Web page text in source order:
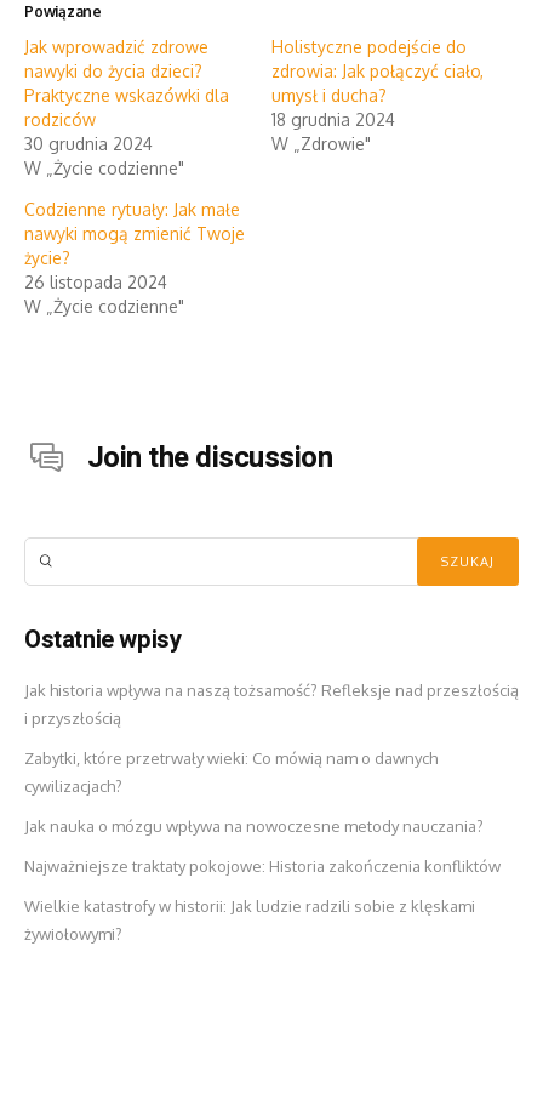
Powiązane
Jak wprowadzić zdrowe
nawyki do życia dzieci?
Praktyczne wskazówki dla
rodziców
30 grudnia 2024
W „Życie codzienne"
Holistyczne podejście do
zdrowia: Jak połączyć ciało,
umysł i ducha?
18 grudnia 2024
W „Zdrowie"
Codzienne rytuały: Jak małe
nawyki mogą zmienić Twoje
życie?
26 listopada 2024
W „Życie codzienne"
Join the discussion
Ostatnie wpisy
Jak historia wpływa na naszą tożsamość? Refleksje nad przeszłością
i przyszłością
Zabytki, które przetrwały wieki: Co mówią nam o dawnych
cywilizacjach?
Jak nauka o mózgu wpływa na nowoczesne metody nauczania?
Najważniejsze traktaty pokojowe: Historia zakończenia konfliktów
Wielkie katastrofy w historii: Jak ludzie radzili sobie z klęskami
żywiołowymi?